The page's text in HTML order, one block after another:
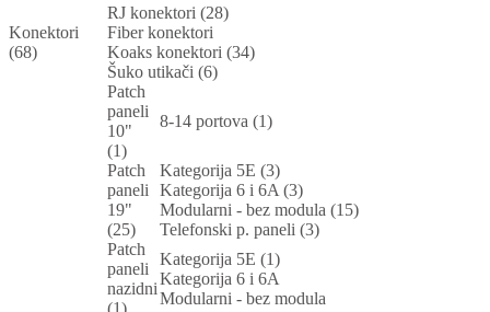
Konektori
(68)
RJ konektori (28)
Fiber konektori
Koaks konektori (34)
Šuko utikači (6)
Patch
paneli
10"
(1)
8-14 portova (1)
Patch
paneli
19"
(25)
Kategorija 5E (3)
Kategorija 6 i 6A (3)
Modularni - bez modula (15)
Telefonski p. paneli (3)
Patch
paneli
nazidni
Kategorija 5E (1)
Kategorija 6 i 6A
Modularni - bez modula